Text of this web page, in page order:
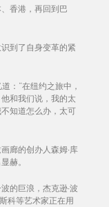
香港，再回到巴
到了自身变革的紧
：“在纽约之旅中，
和我们说，我的太
知道怎么办，太可
廊的创办人森姆·库
赫。
的巨浪，杰克逊·波
科等艺术家正在用